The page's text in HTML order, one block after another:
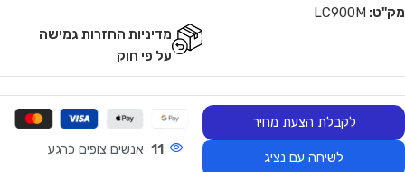
מק"ט: LC900M
מדיניות החזרות גמישה
על פי חוק
לקבלת הצעת מחיר
לשיחה עם נציג 11 אנשים צופים כרגע